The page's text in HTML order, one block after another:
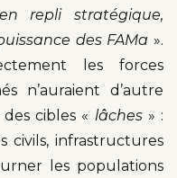
repli stratégique,
des FAMa ».
les forces
n’auraient d’autre
cibles « lâches» :
civils, infrastructures
les populations